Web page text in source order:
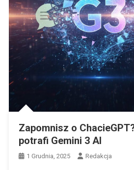
Zapomnisz o
potrafi Gemini 3 AI
1 Grudnia, 2025 Redakcja